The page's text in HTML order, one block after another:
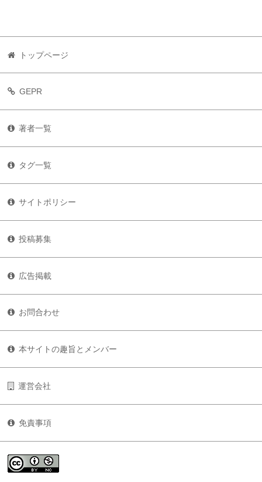
トップページ
GEPR
著者一覧
タグ一覧
サイトポリシー
投稿募集
広告掲載
お問合わせ
本サイトの趣旨とメンバー
運営会社
免責事項